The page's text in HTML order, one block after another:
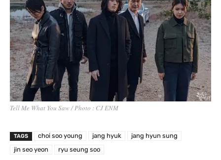
Tell Me What You Saw / Photo : CJ ENM
TAGS choi soo young jang hyuk
jang hyun sung
jin seo yeon
ryu seung soo